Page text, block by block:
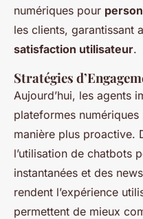
numériques pour
les clients, garantissant
satisfaction utilisateur.
Stratégies
Aujourd’hui, les agents
plateformes
manière plus proactive.
l’utilisation de chatbots
instantanées et des
rendent l’expérience
permettent de mieux